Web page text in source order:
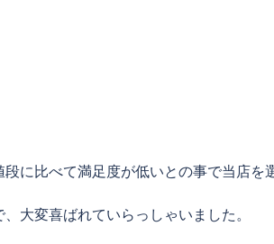
に比べて満足度が低いとの事で当店を
大変喜ばれていらっしゃいました。